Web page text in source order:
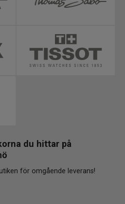
du hittar på
för omgående leverans!